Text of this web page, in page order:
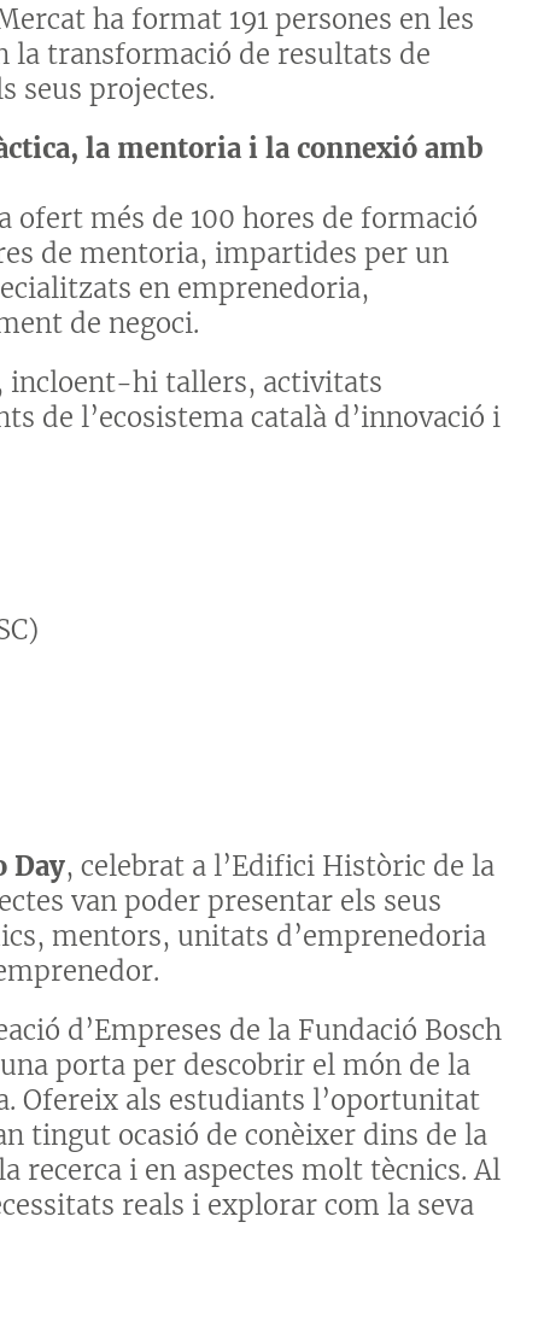
ha format 191 persones en les
la transformació de resultats de
seus projectes.
la mentoria i la connexió amb
ofert més de 100 hores de formació
de mentoria, impartides per un
en emprenedoria,
de negoci.
incloent-hi tallers, activitats
de l’ecosistema català d’innovació i
Day, celebrat a l’Edifici Històric de la
van poder presentar els seus
mentors, unitats d’emprenedoria
d’Empreses de la Fundació Bosch
porta per descobrir el món de la
Ofereix als estudiants l’oportunitat
tingut ocasió de conèixer dins de la
recerca i en aspectes molt tècnics. Al
reals i explorar com la seva